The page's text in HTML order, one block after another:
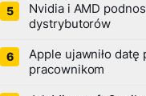
Nvidia i AMD
dystrybutorów
Apple ujawniło datę
pracownikom